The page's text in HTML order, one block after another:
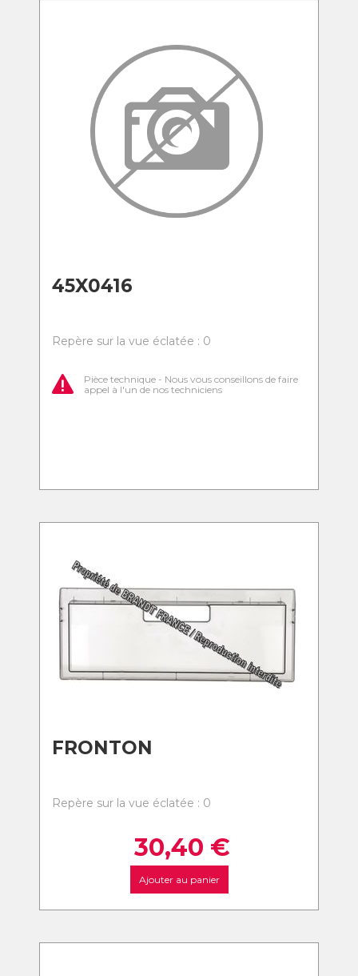
45X0416
Repère sur la vue éclatée : 0
Pièce technique - Nous vous conseillons de faire
appel à l'un de nos techniciens
FRONTON
Repère sur la vue éclatée : 0
30,40 €
Ajouter au panier